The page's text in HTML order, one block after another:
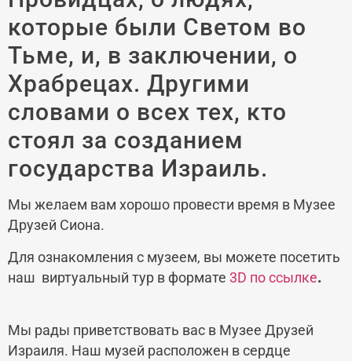
которые были Светом во
Тьме, и, в заключении, о
Храбрецах. Другими
словами о всех тех, кто
стоял за созданием
государства Израиль.
Мы желаем вам хорошо провести время в Музее
Друзей Сиона.
Для ознакомления с музеем, вы можете посетить
наш виртуальный тур в формате 3D по ссылке.
Мы рады приветствовать вас в Музее Друзей
Израиля. Наш музей расположен в сердце